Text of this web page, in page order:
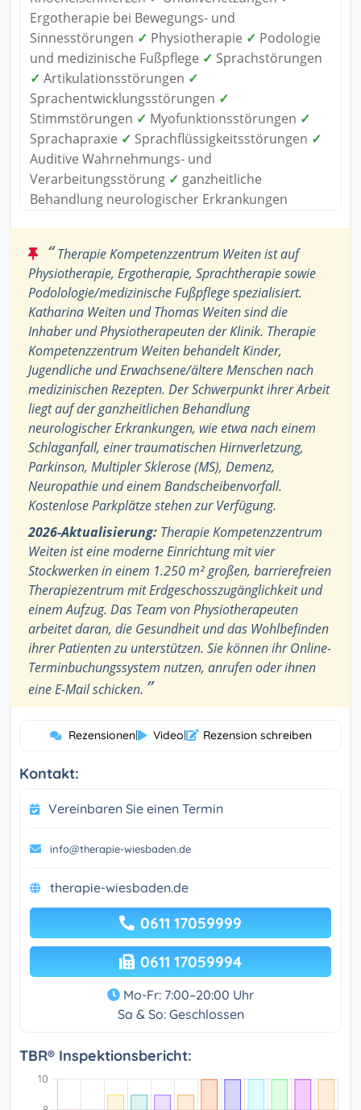
Ergotherapie bei Bewegungs- und
Sinnesstörungen ✓ Physiotherapie ✓ Podologie
und medizinische Fußpflege ✓ Sprachstörungen
✓ Artikulationsstörungen ✓
Sprachentwicklungsstörungen ✓
Stimmstörungen ✓ Myofunktionsstörungen ✓
Sprachapraxie ✓ Sprachflüssigkeitsstörungen ✓
Auditive Wahrnehmungs- und
Verarbeitungsstörung ✓ ganzheitliche
Behandlung neurologischer Erkrankungen
“Therapie Kompetenzzentrum Weiten ist auf
Physiotherapie, Ergotherapie, Sprachtherapie sowie
Podolologie/medizinische Fußpflege spezialisiert.
Katharina Weiten und Thomas Weiten sind die
Inhaber und Physiotherapeuten der Klinik. Therapie
Kompetenzzentrum Weiten behandelt Kinder,
Jugendliche und Erwachsene/ältere Menschen nach
medizinischen Rezepten. Der Schwerpunkt ihrer Arbeit
liegt auf der ganzheitlichen Behandlung
neurologischer Erkrankungen, wie etwa nach einem
Schlaganfall, einer traumatischen Hirnverletzung,
Parkinson, Multipler Sklerose (MS), Demenz,
Neuropathie und einem Bandscheibenvorfall.
Kostenlose Parkplätze stehen zur Verfügung.
2026-Aktualisierung: Therapie Kompetenzzentrum
Weiten ist eine moderne Einrichtung mit vier
Stockwerken in einem 1.250 m² großen, barrierefreien
Therapiezentrum mit Erdgeschosszugänglichkeit und
einem Aufzug. Das Team von Physiotherapeuten
arbeitet daran, die Gesundheit und das Wohlbefinden
ihrer Patienten zu unterstützen. Sie können ihr Online-
Terminbuchungssystem nutzen, anrufen oder ihnen
eine E-Mail schicken. ”
Rezensionen| Video| Rezension schreiben
Kontakt:
Vereinbaren Sie einen Termin
info@therapie-wiesbaden.de
therapie-wiesbaden.de
0611 17059999
0611 17059994
Mo-Fr: 7:00–20:00 Uhr
Sa & So: Geschlossen
TBR® Inspektionsbericht: